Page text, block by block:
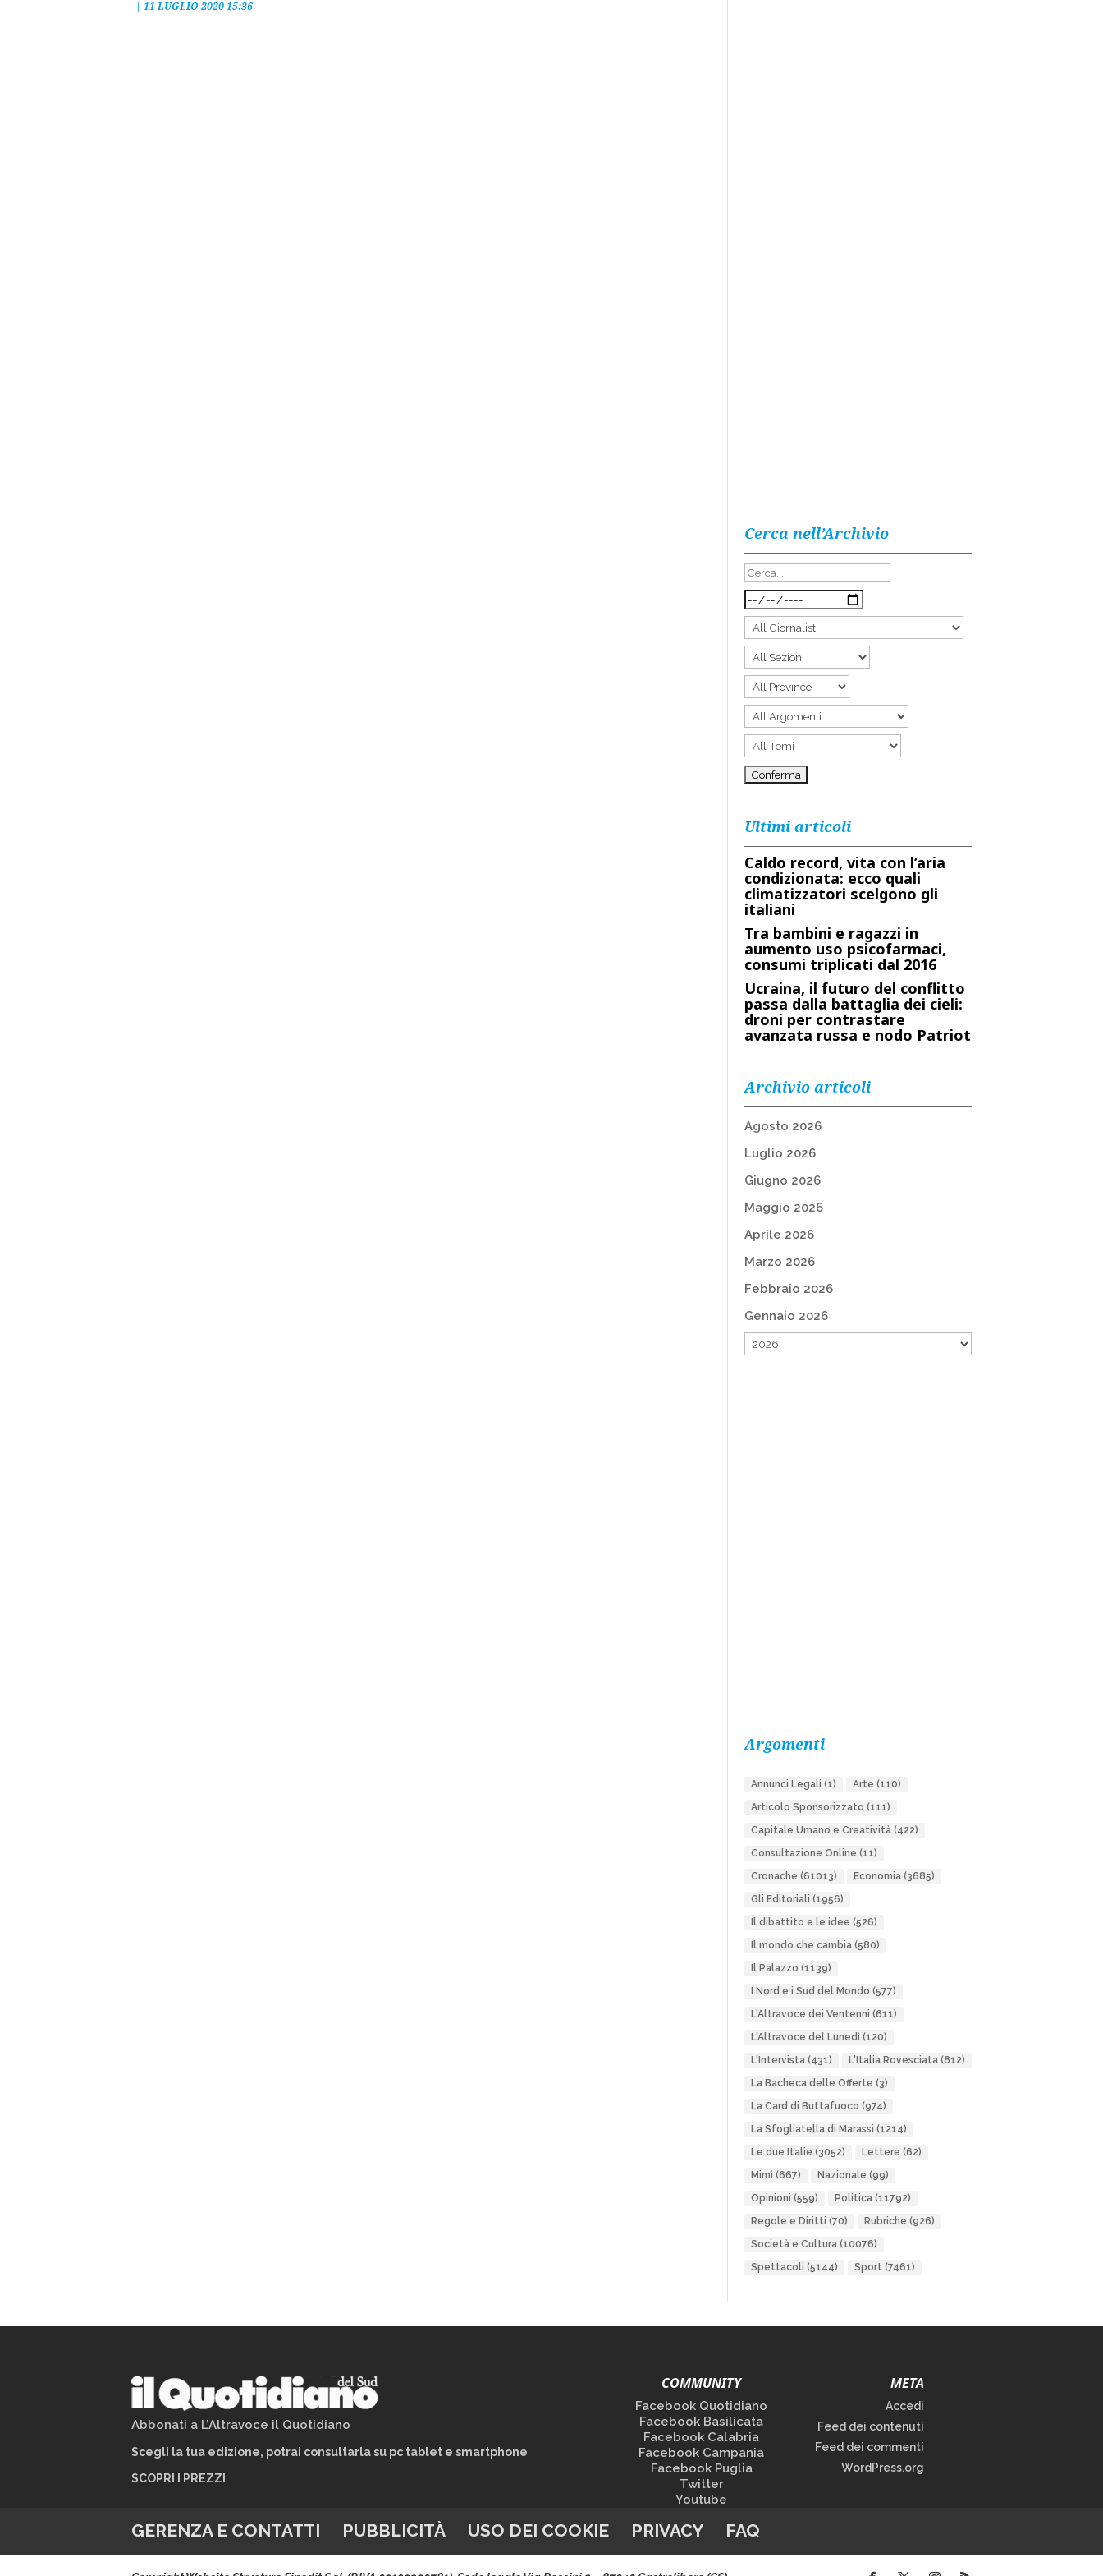
| 11 LUGLIO 2020 15:36
Cerca nell’Archivio
Ultimi articoli
Caldo record, vita con l’aria
condizionata: ecco quali
climatizzatori scelgono gli
italiani
Tra bambini e ragazzi in
aumento uso psicofarmaci,
consumi triplicati dal 2016
Ucraina, il futuro del conflitto
passa dalla battaglia dei cieli:
droni per contrastare
avanzata russa e nodo Patriot
Archivio articoli
Agosto 2026
Luglio 2026
Giugno 2026
Maggio 2026
Aprile 2026
Marzo 2026
Febbraio 2026
Gennaio 2026
Argomenti
Annunci Legali (1) Arte (110)
Articolo Sponsorizzato (111)
Capitale Umano e Creatività(422)
Consultazione Online (11)
Cronache (61013) Economia(3685)
Gli Editoriali (1956)
Il dibattito e le idee (526)
Il mondo che cambia(580)
Il Palazzo (1139)
I Nord e i Sud del Mondo (577)
L'Altravoce dei Ventenni (611)
L'Altravoce del Lunedì (120)
L'Intervista(431) L'Italia Rovesciata(812)
La Bacheca delle Offerte (3)
La Card di Buttafuoco (974)
La Sfogliatella di Marassi (1214)
Le due Italie (3052) Lettere (62)
Mimì (667) Nazionale (99)
Opinioni (559) Politica(11792)
Regole e Diritti (70) Rubriche (926)
Società e Cultura(10076)
Spettacoli (5144) Sport(7461)
Abbonati a L’Altravoce il Quotidiano
Scegli la tua edizione, potrai consultarla su pc tablet e smartphone
SCOPRI I PREZZI
COMMUNITY
Facebook Quotidiano
Facebook Basilicata
Facebook Calabria
Facebook Campania
Facebook Puglia
Twitter
Youtube
META
Accedi
Feed dei contenuti
Feed dei commenti
WordPress.org
GERENZA E CONTATTI PUBBLICITÀ USO DEI COOKIE PRIVACY FAQ